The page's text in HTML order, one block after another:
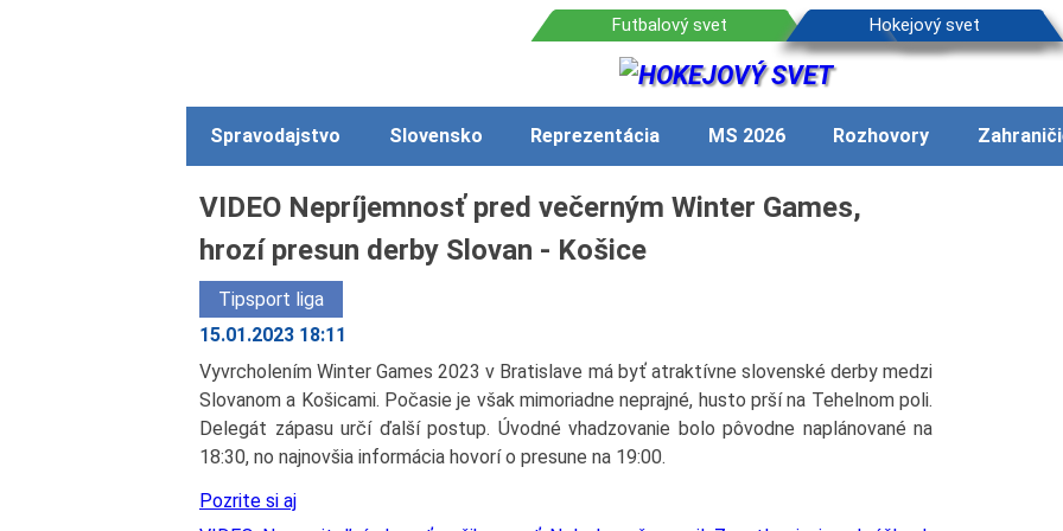
Spravodajstvo Slovensko Reprezentácia MS 2026 Rozhovory
VIDEO Nepríjemnosť pred večerným Winter Games,
hrozí presun derby Slovan - Košice
Tipsport liga
15.01.2023 18:11
Vyvrcholením Winter Games 2023 v Bratislave má byť atraktívne slovenské derby medzi
Slovanom a Košicami. Počasie je však mimoriadne neprajné, husto prší na Tehelnom poli.
Delegát zápasu určí ďalší postup. Úvodné vhadzovanie bolo pôvodne naplánované na
18:30, no najnovšia informácia hovorí o presune na 19:00.
Pozrite si aj